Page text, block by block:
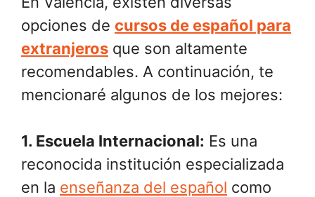
opciones de cursos de español para
extranjeros que son altamente
recomendables. A continuación, te
mencionaré algunos de los mejores:
1. Escuela Internacional: Es una
reconocida institución especializada
en la enseñanza del español como